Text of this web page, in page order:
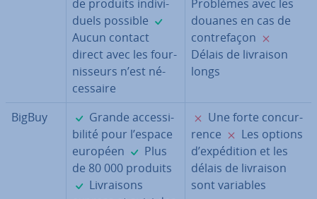
de produits in­di­vi­
duels possible
Aucun contact
direct avec les four­
nis­seurs n’est né­
ces­saire
Problèmes avec les
douanes en cas de
con­tre­fa­çon
Délais de livraison
longs
BigBuy ✓
Grande ac­ces­si­
bi­lité pour l’espace
européen
✓
Plus
de 80 000 produits
✓
Li­vrai­sons
✗
Une forte con­cur­
rence
✗
Les options
d’ex­pé­di­tion et les
délais de livraison
sont variables